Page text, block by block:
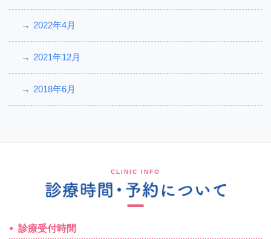
2022年4月
2021年12月
2018年6月
CLINIC INFO
診療受付時間